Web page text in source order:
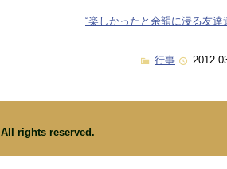
“楽しかったと余韻に浸る友達
行事
All rights reserved.